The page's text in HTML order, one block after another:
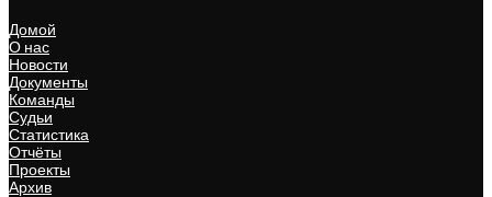
Домой
О нас
Новости
Документы
Команды
Судьи
Статистика
Отчёты
Проекты
Архив